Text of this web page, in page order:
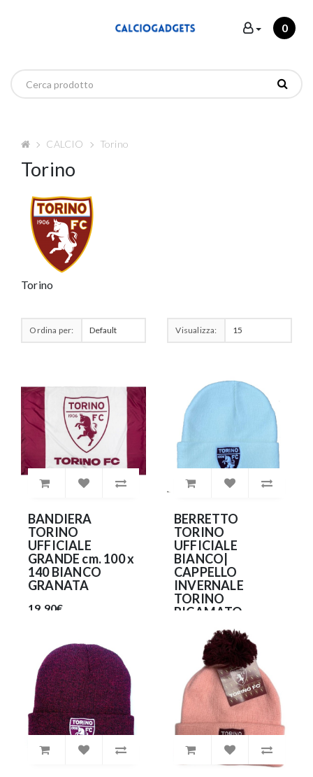
0
CALCIO Torino
Torino
Torino
Ordina per: Visualizza:
BANDIERA
TORINO
UFFICIALE
GRANDE cm. 100 x
140 BIANCO
GRANATA
19.90€
BERRETTO
TORINO
UFFICIALE
BIANCO|
CAPPELLO
INVERNALE
TORINO
RICAMATO